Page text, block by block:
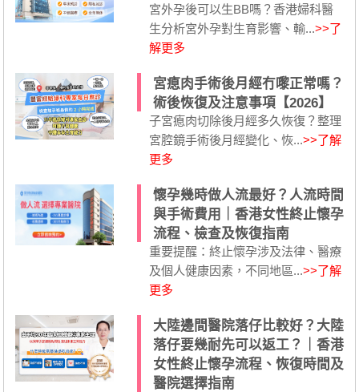
宮外孕後可以生BB嗎？香港婦科醫
生分析宮外孕對生育影響、輸...>>了
解更多
宮瘜肉手術後月經冇嚟正常嗎？
術後恢復及注意事項【2026】
子宮瘜肉切除後月經多久恢復？整理
宮腔鏡手術後月經變化、恢...>>了解
更多
懷孕幾時做人流最好？人流時間
與手術費用｜香港女性終止懷孕
流程、檢查及恢復指南
重要提醒：終止懷孕涉及法律、醫療
及個人健康因素，不同地區...>>了解
更多
大陸邊間醫院落仔比較好？大陸
落仔要幾耐先可以返工？｜香港
女性終止懷孕流程、恢復時間及
醫院選擇指南